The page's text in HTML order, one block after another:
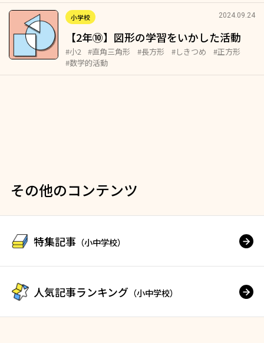
小学校 2024.09.24
【2年⑩】図形の学習をいかした活動
#小2 #直角三角形 #長方形 #しきつめ
#正方形
#数学的活動
その他のコンテンツ
特集記事 （小中学校）
人気記事ランキング （小中学校）